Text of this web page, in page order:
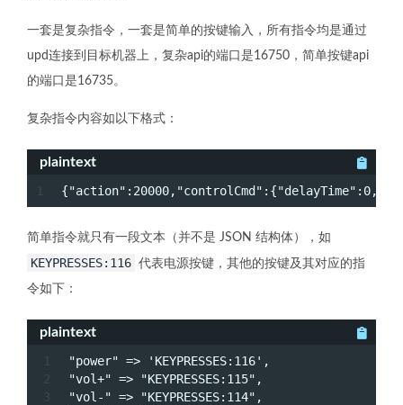
一套是复杂指令，一套是简单的按键输入，所有指令均是通过
upd连接到目标机器上，复杂api的端口是16750，简单按键api
的端口是16735。
复杂指令内容如以下格式：
plaintext
简单指令就只有一段文本（并不是 JSON 结构体），如
KEYPRESSES:116 代表电源按键，其他的按键及其对应的指
令如下：
plaintext
3
"power" => 'KEYPRESSES:116',
"vol+" => "KEYPRESSES:115",
"vol-" => "KEYPRESSES:114",